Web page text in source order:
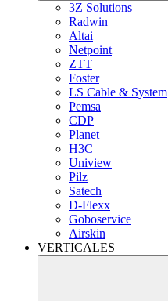
3Z Solutions
Radwin
Altai
Netpoint
ZTT
Foster
LS Cable & System
Pemsa
CDP
Planet
H3C
Uniview
Pilz
Satech
D-Flexx
Goboservice
Airskin
VERTICALES